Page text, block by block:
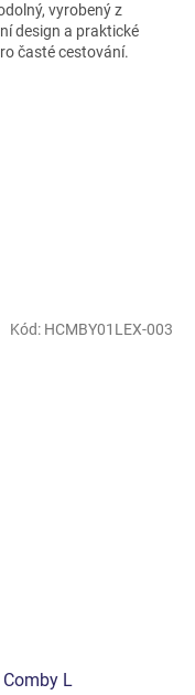
vyrobený z
design a praktické
časté cestování.
L
Kód: HCMBY01LEX-003